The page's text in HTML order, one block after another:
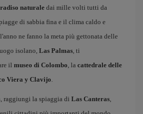
naturale dai mille volti tutti da
di sabbia fina e il clima caldo e
ne fanno la meta più gettonata delle
isolano, Las Palmas, ti
il museo di Colombo, la cattedrale delle
Viera y Clavijo.
raggiungi la spiaggia di Las Canteras,